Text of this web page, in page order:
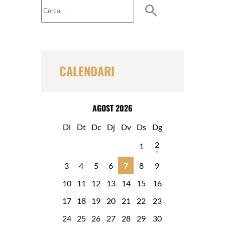
u
s
CALENDARI
AGOST 2026
Dl Dt Dc Dj Dv Ds
Dg
1
2
3 4 5 6 7 8
9
10
11 12 13 14 15
16
17
18 19 20 21 22
23
24
25 26 27 28 29 30